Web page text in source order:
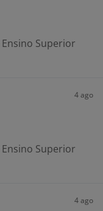
Ensino Superior
4 ago
Ensino Superior
4 ago